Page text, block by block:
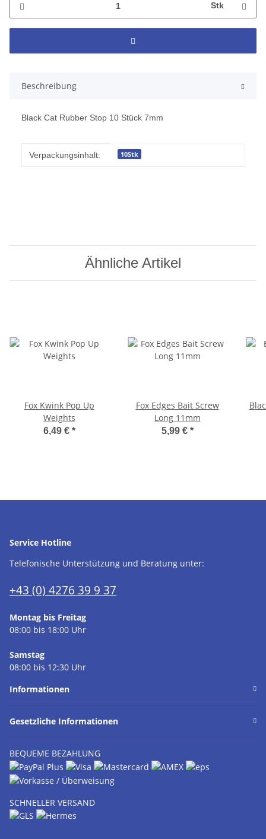
Stk
Beschreibung
Black Cat Rubber Stop 10 Stück 7mm
Produkteigenschaft
Wert
Verpackungsinhalt: 10Stk
Ähnliche Artikel
Fox Kwink Pop Up
Weights
6,49 € *
Fox Edges Bait Screw
Long 11mm
5,99 € *
Service Hotline
Telefonische Unterstützung und Beratung unter:
+43 (0) 4276 39 9 37
Montag bis Freitag
08:00 bis 18:00 Uhr
Samstag
08:00 bis 12:30 Uhr
Informationen
Gesetzliche Informationen
BEQUEME BEZAHLUNG
SCHNELLER VERSAND